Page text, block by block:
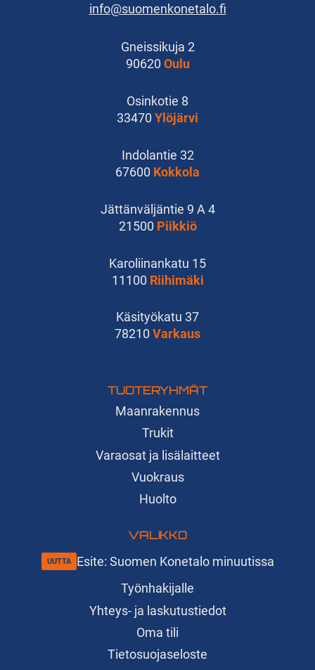
TUOTERYHMÄT
Maanrakennus
Trukit
Varaosat ja lisälaitteet
Vuokraus
Huolto
VALIKKO
Esite: Suomen Konetalo minuutissa
Työnhakijalle
Yhteys- ja laskutustiedot
Oma tili
Tietosuojaseloste
info@suomenkonetalo.fi
Gneissikuja 2
90620 Oulu
Osinkotie 8
33470 Ylöjärvi
Indolantie 32
67600 Kokkola
Jättänväljäntie 9 A 4
21500 Piikkiö
Karoliinankatu 15
11100 Riihimäki
Käsityökatu 37
78210 Varkaus